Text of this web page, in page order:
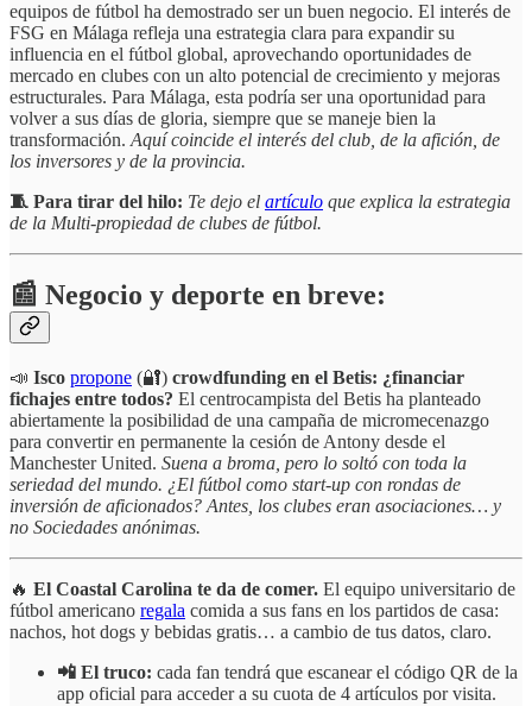
equipos de fútbol ha demostrado ser un buen negocio. El interés de
FSG en Málaga refleja una estrategia clara para expandir su
influencia en el fútbol global, aprovechando oportunidades de
mercado en clubes con un alto potencial de crecimiento y mejoras
estructurales. Para Málaga, esta podría ser una oportunidad para
volver a sus días de gloria, siempre que se maneje bien la
transformación. Aquí coincide el interés del club, de la afición, de
los inversores y de la provincia.
🧵 Para tirar del hilo: Te dejo el artículo que explica la estrategia
de la Multi-propiedad de clubes de fútbol.
📰 Negocio y deporte en breve:
📣 Isco propone (🔐) crowdfunding en el Betis: ¿financiar
fichajes entre todos? El centrocampista del Betis ha planteado
abiertamente la posibilidad de una campaña de micromecenazgo
para convertir en permanente la cesión de Antony desde el
Manchester United. Suena a broma, pero lo soltó con toda la
seriedad del mundo. ¿El fútbol como start-up con rondas de
inversión de aficionados? Antes, los clubes eran asociaciones… y
no Sociedades anónimas.
🔥 El Coastal Carolina te da de comer. El equipo universitario de
fútbol americano regala comida a sus fans en los partidos de casa:
nachos, hot dogs y bebidas gratis… a cambio de tus datos, claro.
📲 El truco: cada fan tendrá que escanear el código QR de la
app oficial para acceder a su cuota de 4 artículos por visita.